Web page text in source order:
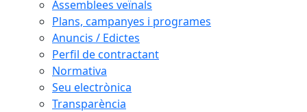
Assemblees veïnals
Plans, campanyes i programes
Anuncis / Edictes
Perfil de contractant
Normativa
Seu electrònica
Transparència